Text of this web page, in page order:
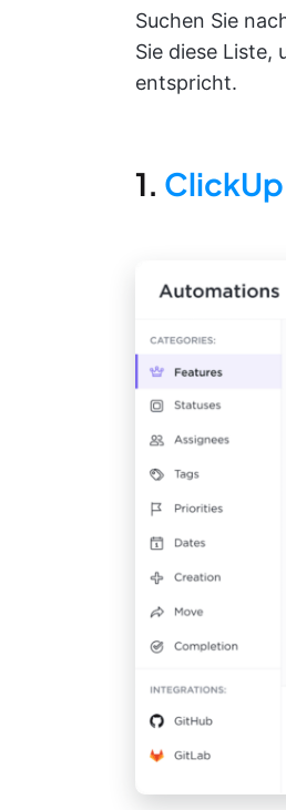
Suchen Sie
Sie diese Liste,
entspricht.
1. ClickUp